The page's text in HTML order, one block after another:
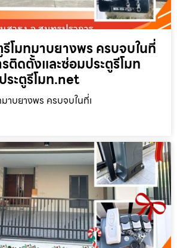
โมทมาบยางพร ครบจบในที่
ติดตั้งและซ่อมประตูรีโมท
ระตูรีโมท.net
าบยางพร ครบจบในที่เ